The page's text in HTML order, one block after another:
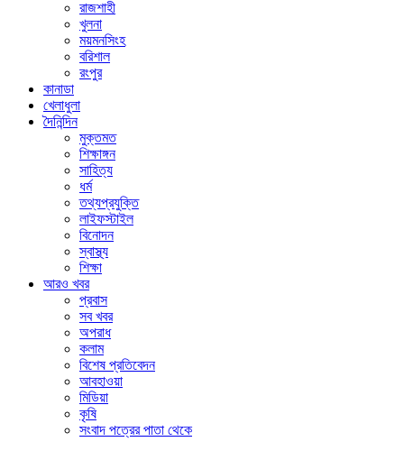
রাজশাহী
খুলনা
ময়মনসিংহ
বরিশাল
রংপুর
কানাডা
খেলাধুলা
দৈনিন্দিন
মুক্তমত
শিক্ষাঙ্গন
সাহিত্য
ধর্ম
তথ্যপ্রযুক্তি
লাইফস্টাইল
বিনোদন
স্বাস্থ্য
শিক্ষা
আরও খবর
প্রবাস
সব খবর
অপরাধ
কলাম
বিশেষ প্রতিবেদন
আবহাওয়া
মিডিয়া
কৃষি
সংবাদ পত্রের পাতা থেকে